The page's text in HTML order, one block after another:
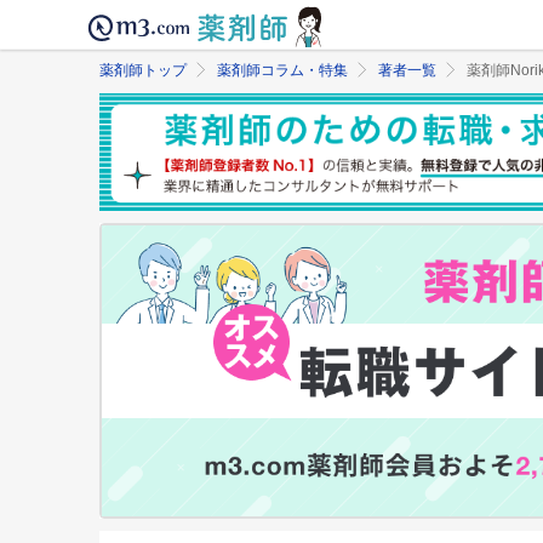
薬剤師トップ 薬剤師コラム・特集 著者一覧 薬剤師